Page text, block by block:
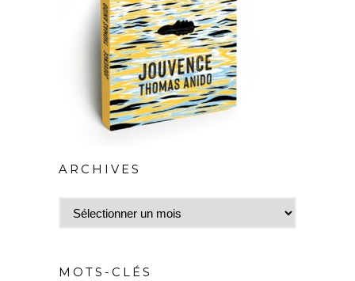
ARCHIVES
Archives
MOTS-CLÉS